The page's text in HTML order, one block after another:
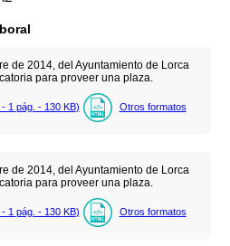
de 2014, del Ayuntamiento de Lorca
para proveer una plaza.
1 pág. - 130 KB) Otros formatos
de 2014, del Ayuntamiento de Lorca
para proveer una plaza.
1 pág. - 130 KB) Otros formatos